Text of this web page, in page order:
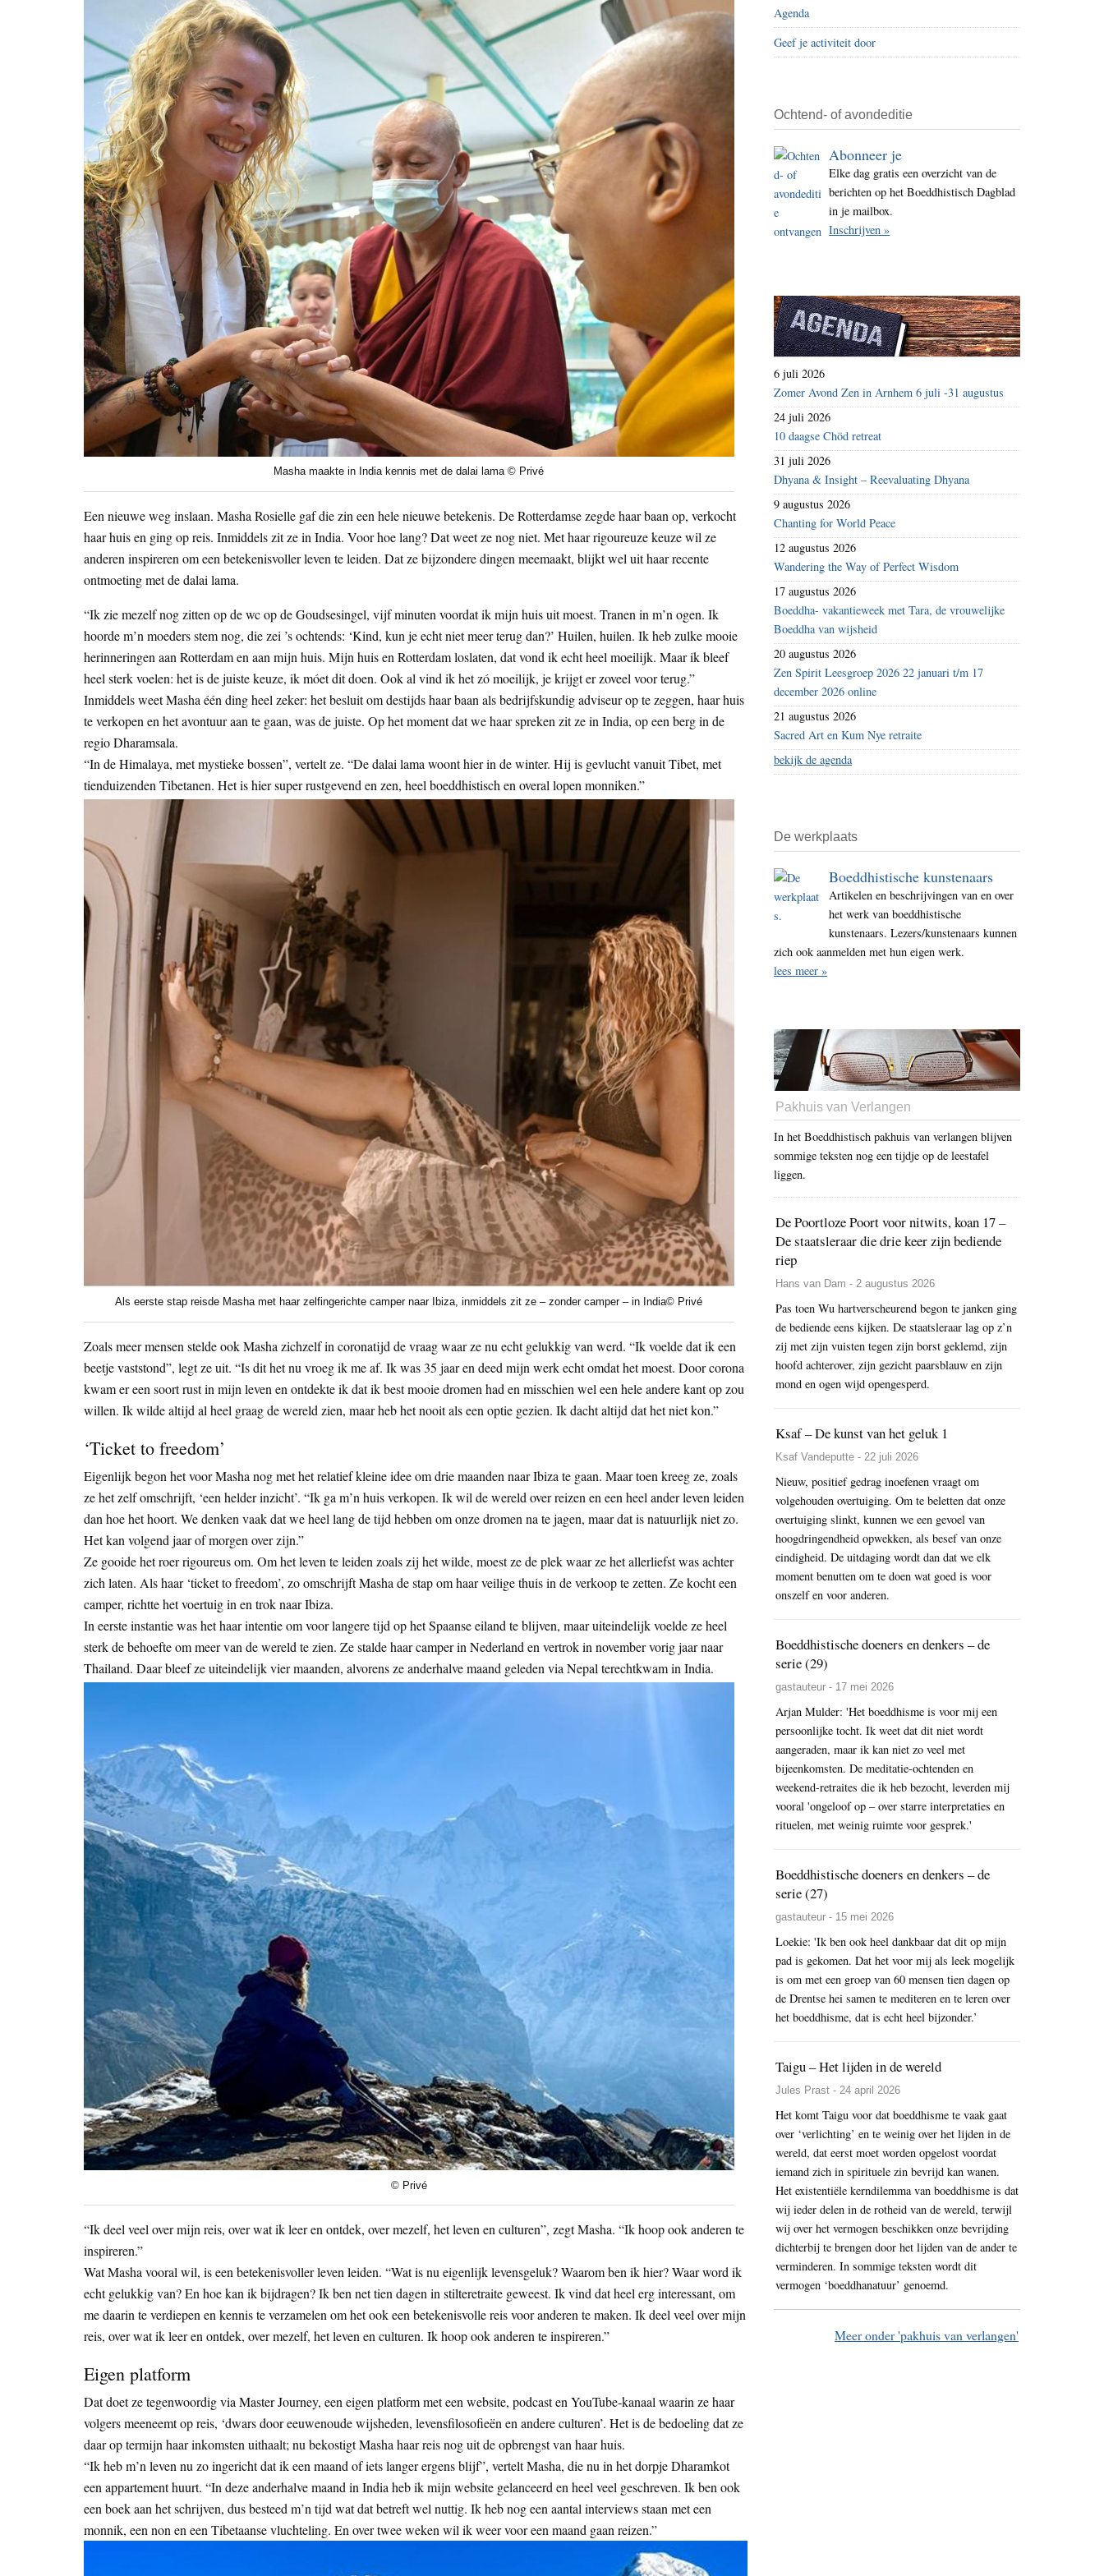
i
t
e
Masha maakte in India kennis met de dalai lama © Privé
Een nieuwe weg inslaan. Masha Rosielle gaf die zin een hele nieuwe betekenis. De Rotterdamse zegde haar baan op, verkocht
haar huis en ging op reis. Inmiddels zit ze in India. Voor hoe lang? Dat weet ze nog niet. Met haar rigoureuze keuze wil ze
anderen inspireren om een betekenisvoller leven te leiden. Dat ze bijzondere dingen meemaakt, blijkt wel uit haar recente
ontmoeting met de dalai lama.
“Ik zie mezelf nog zitten op de wc op de Goudsesingel, vijf minuten voordat ik mijn huis uit moest. Tranen in m’n ogen. Ik
hoorde m’n moeders stem nog, die zei ’s ochtends: ‘Kind, kun je echt niet meer terug dan?’ Huilen, huilen. Ik heb zulke mooie
herinneringen aan Rotterdam en aan mijn huis. Mijn huis en Rotterdam loslaten, dat vond ik echt heel moeilijk. Maar ik bleef
heel sterk voelen: het is de juiste keuze, ik móet dit doen. Ook al vind ik het zó moeilijk, je krijgt er zoveel voor terug.”
Inmiddels weet Masha één ding heel zeker: het besluit om destijds haar baan als bedrijfskundig adviseur op te zeggen, haar huis
te verkopen en het avontuur aan te gaan, was de juiste. Op het moment dat we haar spreken zit ze in India, op een berg in de
regio Dharamsala.
“In de Himalaya, met mystieke bossen”, vertelt ze. “De dalai lama woont hier in de winter. Hij is gevlucht vanuit Tibet, met
tienduizenden Tibetanen. Het is hier super rustgevend en zen, heel boeddhistisch en overal lopen monniken.”
Als eerste stap reisde Masha met haar zelfingerichte camper naar Ibiza, inmiddels zit ze – zonder camper – in India© Privé
Zoals meer mensen stelde ook Masha zichzelf in coronatijd de vraag waar ze nu echt gelukkig van werd. “Ik voelde dat ik een
beetje vaststond”, legt ze uit. “Is dit het nu vroeg ik me af. Ik was 35 jaar en deed mijn werk echt omdat het moest. Door corona
kwam er een soort rust in mijn leven en ontdekte ik dat ik best mooie dromen had en misschien wel een hele andere kant op zou
willen. Ik wilde altijd al heel graag de wereld zien, maar heb het nooit als een optie gezien. Ik dacht altijd dat het niet kon.”
‘Ticket to freedom’
Eigenlijk begon het voor Masha nog met het relatief kleine idee om drie maanden naar Ibiza te gaan. Maar toen kreeg ze, zoals
ze het zelf omschrijft, ‘een helder inzicht’. “Ik ga m’n huis verkopen. Ik wil de wereld over reizen en een heel ander leven leiden
dan hoe het hoort. We denken vaak dat we heel lang de tijd hebben om onze dromen na te jagen, maar dat is natuurlijk niet zo.
Het kan volgend jaar of morgen over zijn.”
Ze gooide het roer rigoureus om. Om het leven te leiden zoals zij het wilde, moest ze de plek waar ze het allerliefst was achter
zich laten. Als haar ‘ticket to freedom’, zo omschrijft Masha de stap om haar veilige thuis in de verkoop te zetten. Ze kocht een
camper, richtte het voertuig in en trok naar Ibiza.
In eerste instantie was het haar intentie om voor langere tijd op het Spaanse eiland te blijven, maar uiteindelijk voelde ze heel
sterk de behoefte om meer van de wereld te zien. Ze stalde haar camper in Nederland en vertrok in november vorig jaar naar
Thailand. Daar bleef ze uiteindelijk vier maanden, alvorens ze anderhalve maand geleden via Nepal terechtkwam in India.
© Privé
“Ik deel veel over mijn reis, over wat ik leer en ontdek, over mezelf, het leven en culturen”, zegt Masha. “Ik hoop ook anderen te
inspireren.”
Wat Masha vooral wil, is een betekenisvoller leven leiden. “Wat is nu eigenlijk levensgeluk? Waarom ben ik hier? Waar word ik
echt gelukkig van? En hoe kan ik bijdragen? Ik ben net tien dagen in stilteretraite geweest. Ik vind dat heel erg interessant, om
me daarin te verdiepen en kennis te verzamelen om het ook een betekenisvolle reis voor anderen te maken. Ik deel veel over mijn
reis, over wat ik leer en ontdek, over mezelf, het leven en culturen. Ik hoop ook anderen te inspireren.”
Eigen platform
Dat doet ze tegenwoordig via Master Journey, een eigen platform met een website, podcast en YouTube-kanaal waarin ze haar
volgers meeneemt op reis, ‘dwars door eeuwenoude wijsheden, levensfilosofieën en andere culturen’. Het is de bedoeling dat ze
daar op termijn haar inkomsten uithaalt; nu bekostigt Masha haar reis nog uit de opbrengst van haar huis.
“Ik heb m’n leven nu zo ingericht dat ik een maand of iets langer ergens blijf”, vertelt Masha, die nu in het dorpje Dharamkot
een appartement huurt. “In deze anderhalve maand in India heb ik mijn website gelanceerd en heel veel geschreven. Ik ben ook
een boek aan het schrijven, dus besteed m’n tijd wat dat betreft wel nuttig. Ik heb nog een aantal interviews staan met een
monnik, een non en een Tibetaanse vluchteling. En over twee weken wil ik weer voor een maand gaan reizen.”
Agenda
Geef je activiteit door
Ochtend- of avondeditie
Abonneer je
Elke dag gratis een overzicht van de
berichten op het Boeddhistisch Dagblad
in je mailbox.
Inschrijven »
6 juli 2026
Zomer Avond Zen in Arnhem 6 juli -31 augustus
24 juli 2026
10 daagse Chöd retreat
31 juli 2026
Dhyana & Insight – Reevaluating Dhyana
9 augustus 2026
Chanting for World Peace
12 augustus 2026
Wandering the Way of Perfect Wisdom
17 augustus 2026
Boeddha- vakantieweek met Tara, de vrouwelijke
Boeddha van wijsheid
20 augustus 2026
Zen Spirit Leesgroep 2026 22 januari t/m 17
december 2026 online
21 augustus 2026
Sacred Art en Kum Nye retraite
bekijk de agenda
De werkplaats
Boeddhistische kunstenaars
Artikelen en beschrijvingen van en over
het werk van boeddhistische
kunstenaars. Lezers/kunstenaars kunnen
zich ook aanmelden met hun eigen werk.
lees meer »
Pakhuis van Verlangen
In het Boeddhistisch pakhuis van verlangen blijven
sommige teksten nog een tijdje op de leestafel
liggen.
De Poortloze Poort voor nitwits, koan 17 –
De staatsleraar die drie keer zijn bediende
riep
Hans van Dam - 2 augustus 2026
Pas toen Wu hartverscheurend begon te janken ging
de bediende eens kijken. De staatsleraar lag op z’n
zij met zijn vuisten tegen zijn borst geklemd, zijn
hoofd achterover, zijn gezicht paarsblauw en zijn
mond en ogen wijd opengesperd.
Ksaf – De kunst van het geluk 1
Ksaf Vandeputte - 22 juli 2026
Nieuw, positief gedrag inoefenen vraagt om
volgehouden overtuiging. Om te beletten dat onze
overtuiging slinkt, kunnen we een gevoel van
hoogdringendheid opwekken, als besef van onze
eindigheid. De uitdaging wordt dan dat we elk
moment benutten om te doen wat goed is voor
onszelf en voor anderen.
Boeddhistische doeners en denkers – de
serie (29)
gastauteur - 17 mei 2026
Arjan Mulder: 'Het boeddhisme is voor mij een
persoonlijke tocht. Ik weet dat dit niet wordt
aangeraden, maar ik kan niet zo veel met
bijeenkomsten. De meditatie-ochtenden en
weekend-retraites die ik heb bezocht, leverden mij
vooral 'ongeloof op – over starre interpretaties en
rituelen, met weinig ruimte voor gesprek.'
Boeddhistische doeners en denkers – de
serie (27)
gastauteur - 15 mei 2026
Loekie: 'Ik ben ook heel dankbaar dat dit op mijn
pad is gekomen. Dat het voor mij als leek mogelijk
is om met een groep van 60 mensen tien dagen op
de Drentse hei samen te mediteren en te leren over
het boeddhisme, dat is echt heel bijzonder.’
Taigu – Het lijden in de wereld
Jules Prast - 24 april 2026
Het komt Taigu voor dat boeddhisme te vaak gaat
over ‘verlichting’ en te weinig over het lijden in de
wereld, dat eerst moet worden opgelost voordat
iemand zich in spirituele zin bevrijd kan wanen.
Het existentiële kerndilemma van boeddhisme is dat
wij ieder delen in de rotheid van de wereld, terwijl
wij over het vermogen beschikken onze bevrijding
dichterbij te brengen door het lijden van de ander te
verminderen. In sommige teksten wordt dit
vermogen ‘boeddhanatuur’ genoemd.
Meer onder 'pakhuis van verlangen'